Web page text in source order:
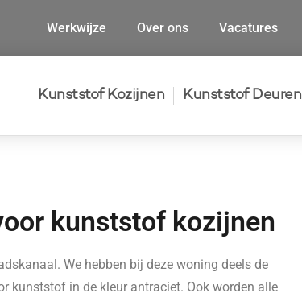
Werkwijze Over ons Vacatures
Kunststof Kozijnen Kunststof Deuren
kunststof kozijnen
We hebben bij deze woning deels de
kunststof in de kleur antraciet. Ook worden alle